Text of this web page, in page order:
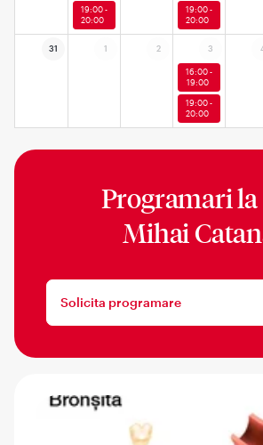
19:00 -
20:00
19:00 -
20:00
31 1 2 3
16:00 -
19:00
19:00 -
20:00
Programari la
Mihai
Solicita programare